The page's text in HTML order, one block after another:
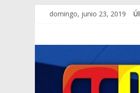
domingo, junio 23, 2019